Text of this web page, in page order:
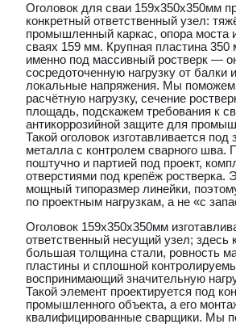
Оголовок для сваи 159x350x350мм
конкретный ответственный узел:
промышленный каркас, опора моста
сваях 159 мм. Крупная пластина
именно под массивный ростверк —
сосредоточенную нагрузку от балки
локальные напряжения. Мы поможем
расчётную нагрузку, сечение
площадь, подскажем требования к
антикоррозийной защите для
Такой оголовок изготавливается под
металла с контролем сварного шва.
поштучно и партией под проект,
отверстиями под крепёж ростверка.
мощный типоразмер линейки,
по проектным нагрузкам, а не «с
Оголовок 159x350x350мм
ответственный несущий узел; здесь
большая толщина стали, ровность
пластины и сплошной
воспринимающий значительную
Такой элемент проектируется под
промышленного объекта, а его
квалифицированные сварщики. Мы